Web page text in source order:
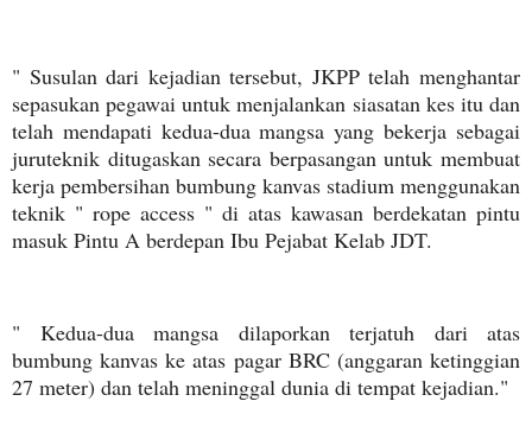
" Susulan dari kejadian tersebut, JKPP telah menghantar
sepasukan pegawai untuk menjalankan siasatan kes itu dan
telah mendapati kedua-dua mangsa yang bekerja sebagai
juruteknik ditugaskan secara berpasangan untuk membuat
kerja pembersihan bumbung kanvas stadium menggunakan
teknik " rope access " di atas kawasan berdekatan pintu
masuk Pintu A berdepan Ibu Pejabat Kelab JDT.
" Kedua-dua mangsa dilaporkan terjatuh dari atas
bumbung kanvas ke atas pagar BRC (anggaran ketinggian
27 meter) dan telah meninggal dunia di tempat kejadian."